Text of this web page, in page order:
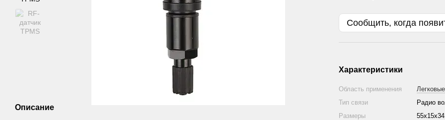
Описание
Сообщить, когда
Характеристики
Область применения
Легковые
Тип связи
Радио
Размеры